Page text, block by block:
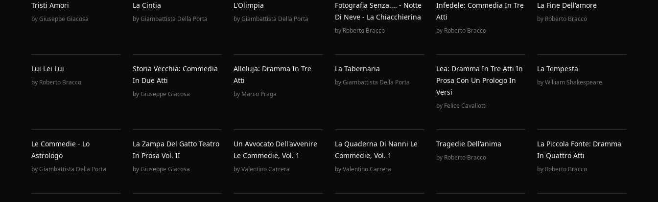
Tristi Amori
byGiuseppe Giacosa
La Cintia
byGiambattista Della Porta
L'Olimpia
byGiambattista Della Porta
Fotografia Senza.... - Notte
Di Neve - La Chiacchierina
by Roberto Bracco
Infedele: Commedia In Tre
Atti
by Roberto Bracco
La Fine Dell'amore
by Roberto Bracco
Lui Lei Lui
by Roberto Bracco
Storia Vecchia: Commedia
In Due Atti
byGiuseppe Giacosa
Alleluja: Dramma In Tre
Atti
by Marco Praga
La Tabernaria
byGiambattista Della Porta
Lea: Dramma In Tre Atti In
Prosa Con Un Prologo In
Versi
by Felice Cavallotti
La Tempesta
byWilliam Shakespeare
Le Commedie - Lo
Astrologo
byGiambattista Della Porta
La Zampa Del Gatto Teatro
In Prosa Vol. II
byGiuseppe Giacosa
Un Avvocato Dell'avvenire
Le Commedie, Vol. 1
byValentino Carrera
La Quaderna Di Nanni Le
Commedie, Vol. 1
byValentino Carrera
Tragedie Dell'anima
by Roberto Bracco
La Piccola Fonte: Dramma
In Quattro Atti
by Roberto Bracco